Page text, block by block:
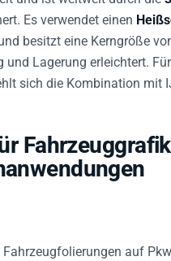
Es verwendet einen
besitzt eine Kerngröße
und Lagerung erleichtert.
sich die Kombination mit
auf